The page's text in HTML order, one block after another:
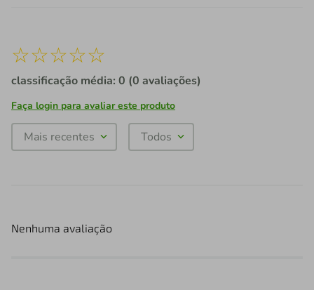
☆☆☆☆☆
classificação média: 0 (0 avaliações)
Faça login para avaliar este produto
Mais recentes Todos
Nenhuma avaliação